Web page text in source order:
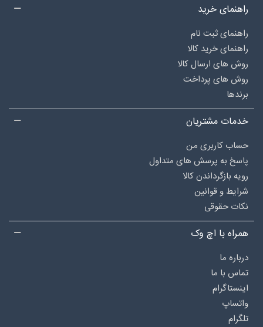
راهنمای خرید
راهنمای ثبت نام
راهنمای خرید کالا
روش های ارسال کالا
روش های پرداخت
برندها
خدمات مشتریان
حساب کاربری من
پاسخ به پرسش های متداول
رویه بازگرداندن کالا
شرایط و قوانین
نکات حقوقی
همراه با اچ وک
درباره‌ ما
تماس با ما
اینستاگرام
واتساپ
تلگرام